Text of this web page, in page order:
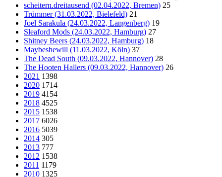
scheitern.dreitausend (02.04.2022, Bremen) 25
Trümmer (31.03.2022, Bielefeld) 21
Joel Sarakula (24.03.2022, Langenberg) 19
Sleaford Mods (24.03.2022, Hamburg) 27
Shitney Beers (24.03.2022, Hamburg) 18
Maybeshewill (11.03.2022, Köln) 37
The Dead South (09.03.2022, Hannover) 28
The Hooten Hallers (09.03.2022, Hannover) 26
2021 1398
2020 1714
2019 4154
2018 4525
2015 1538
2017 6026
2016 5039
2014 305
2013 777
2012 1538
2011 1179
2010 1325